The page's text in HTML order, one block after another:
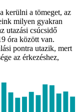
kerülni a tömeget, az
milyen gyakran
utazási csúcsidő
óra között van.
pontra utazik, mert
az érkezéshez,